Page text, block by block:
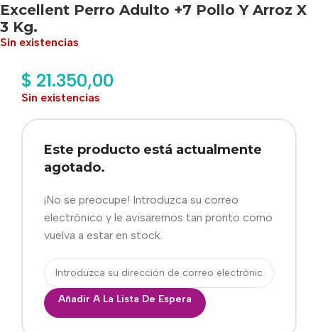
Excellent Perro Adulto +7 Pollo Y Arroz X
3 Kg.
Sin existencias
$ 21.350,00
Sin existencias
Este producto está actualmente
agotado.
¡No se preocupe! Introduzca su correo
electrónico y le avisaremos tan pronto como
vuelva a estar en stock.
Añadir A La Lista De Espera